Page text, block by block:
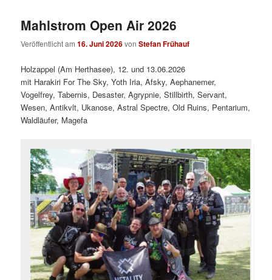
Mahlstrom Open Air 2026
Veröffentlicht am16. Juni 2026vonStefan Frühauf
Holzappel (Am Herthasee), 12. und 13.06.2026
mit Harakiri For The Sky, Yoth Iria, Afsky, Aephanemer,
Vogelfrey, Tabernis, Desaster, Agrypnie, Stillbirth, Servant,
Wesen, Antikvlt, Ukanose, Astral Spectre, Old Ruins, Pentarium,
Waldläufer, Magefa